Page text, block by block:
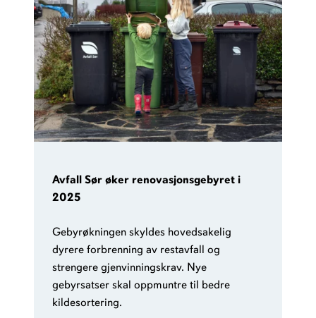
Avfall Sør øker renovasjonsgebyret i
2025
Gebyrøkningen skyldes hovedsakelig
dyrere forbrenning av restavfall og
strengere gjenvinningskrav. Nye
gebyrsatser skal oppmuntre til bedre
kildesortering.